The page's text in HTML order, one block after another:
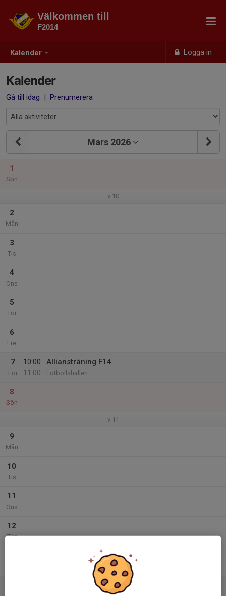
Kalender Logga in
Välkommen till
F2014
Kalender
Gå till idag | Prenumerera
Mars 2026
1
Sön
v.10
2
Mån
3
Tis
4
Ons
5
Tor
6
Fre
7
Lör
10:00
11:00
Alliansträning F14
Fotbollshallen
8
Sön
v.11
9
Mån
10
Tis
11
Ons
12
Tor
Alliansträning F14